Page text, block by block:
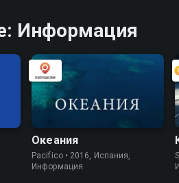
Информация
Океания
Pacifico • 2016, Испания,
Информация